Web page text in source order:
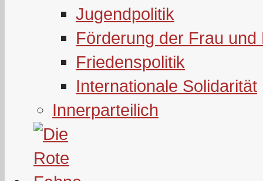
Jugendpolitik
Förderung der Frau und
Friedenspolitik
Internationale Solidarität
Innerparteilich